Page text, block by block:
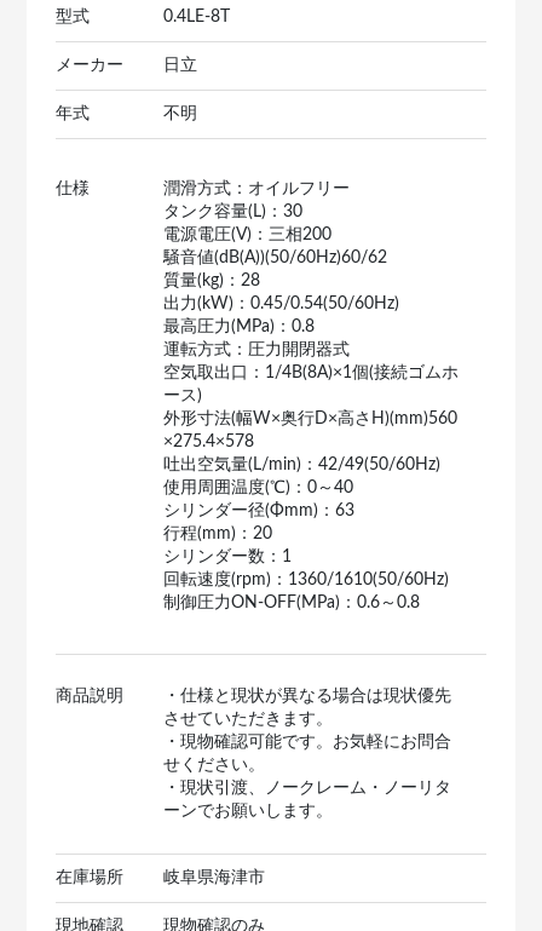
型式 0.4LE-8T
メーカー 日立
年式 不明
仕様
潤滑方式：オイルフリー
タンク容量(L)：30
電源電圧(V)：三相200
騒音値(dB(A))(50/60Hz)60/62
質量(kg)：28
出力(kW)：0.45/0.54(50/60Hz)
最高圧力(MPa)：0.8
運転方式：圧力開閉器式
空気取出口：1/4B(8A)×1個(接続ゴムホ
ース)
外形寸法(幅W×奥行D×高さH)(mm)560
×275.4×578
吐出空気量(L/min)：42/49(50/60Hz)
使用周囲温度(℃)：0～40
シリンダー径(Φmm)：63
行程(mm)：20
シリンダー数：1
回転速度(rpm)：1360/1610(50/60Hz)
制御圧力ON-OFF(MPa)：0.6～0.8
商品説明
・仕様と現状が異なる場合は現状優先
させていただきます。
・現物確認可能です。お気軽にお問合
せください。
・現状引渡、ノークレーム・ノーリタ
ーンでお願いします。
在庫場所 岐阜県海津市
現地確認 現物確認のみ